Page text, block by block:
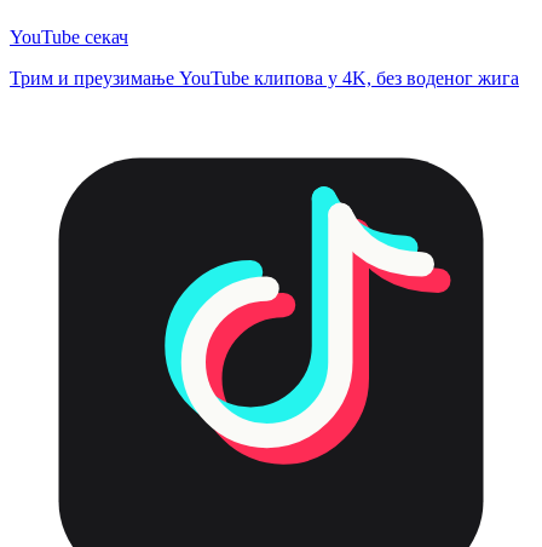
YouTube секач
Трим и преузимање YouTube клипова у 4K, без воденог жига